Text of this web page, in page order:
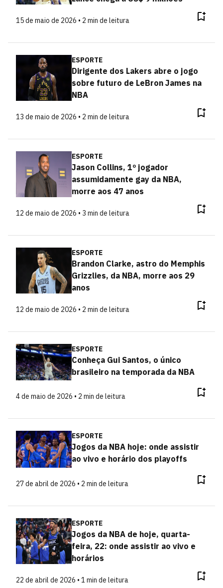
15 de maio de 2026 • 2 min de leitura
ESPORTE
Dirigente dos Lakers abre o jogo
sobre futuro de LeBron James na
NBA
13 de maio de 2026 • 2 min de leitura
ESPORTE
Jason Collins, 1º jogador
assumidamente gay da NBA,
morre aos 47 anos
12 de maio de 2026 • 3 min de leitura
ESPORTE
Brandon Clarke, astro do Memphis
Grizzlies, da NBA, morre aos 29
anos
12 de maio de 2026 • 2 min de leitura
ESPORTE
Conheça Gui Santos, o único
brasileiro na temporada da NBA
4 de maio de 2026 • 2 min de leitura
ESPORTE
Jogos da NBA hoje: onde assistir
ao vivo e horário dos playoffs
27 de abril de 2026 • 2 min de leitura
ESPORTE
Jogos da NBA de hoje, quarta-
feira, 22: onde assistir ao vivo e
horários
22 de abril de 2026 • 1 min de leitura